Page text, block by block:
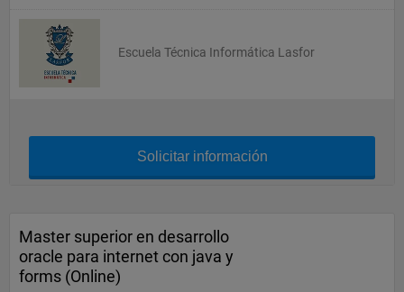
Escuela Técnica Informática Lasfor
Solicitar información
Master superior en desarrollo
oracle para internet con java y
forms (Online)